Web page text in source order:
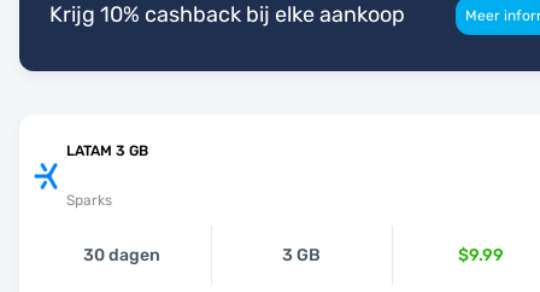
Krijg 10% cashback bij elke aankoop Meer
LATAM 3 GB
Sparks
30 dagen 3 GB $9.99